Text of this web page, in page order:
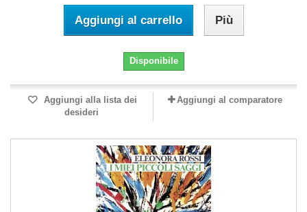
Aggiungi al carrello Più
Disponibile
Aggiungi alla lista dei
desideri
Aggiungi al comparatore